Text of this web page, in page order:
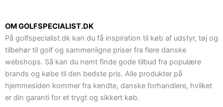
OM GOLFSPECIALIST.DK
På golfspecialist.dk kan du få inspiration til køb af udstyr, tøj og
tilbehør til golf og sammenligne priser fra flere danske
webshops. Så kan du nemt finde gode tilbud fra populære
brands og købe til den bedste pris. Alle produkter på
hjemmesiden kommer fra kendte, danske forhandlere, hvilket
er din garanti for et trygt og sikkert køb.